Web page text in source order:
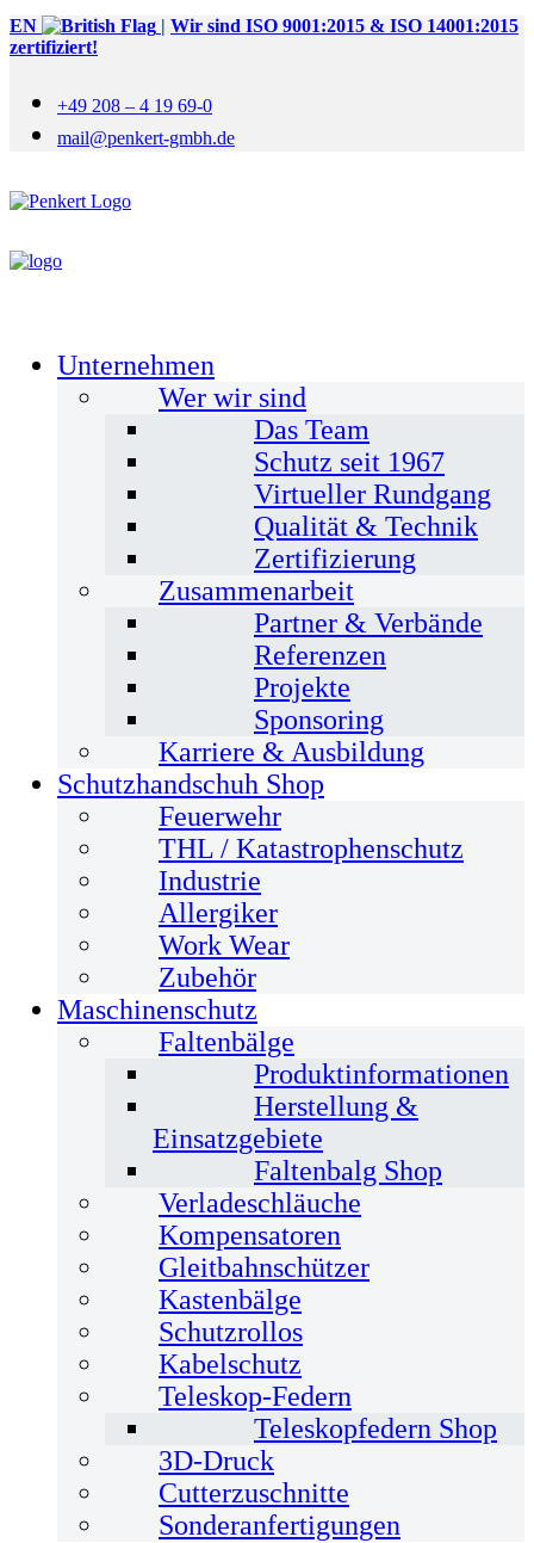
EN | Wir sind ISO 9001:2015 & ISO 14001:2015
zertifiziert!
+49 208 – 4 19 69-0
mail@penkert-gmbh.de
Unternehmen
Wer wir sind
Das Team
Schutz seit 1967
Virtueller Rundgang
Qualität & Technik
Zertifizierung
Zusammenarbeit
Partner & Verbände
Referenzen
Projekte
Sponsoring
Karriere & Ausbildung
Schutzhandschuh Shop
Feuerwehr
THL / Katastrophenschutz
Industrie
Allergiker
Work Wear
Zubehör
Maschinenschutz
Faltenbälge
Produktinformationen
Herstellung &
Einsatzgebiete
Faltenbalg Shop
Verladeschläuche
Kompensatoren
Gleitbahnschützer
Kastenbälge
Schutzrollos
Kabelschutz
Teleskop-Federn
Teleskopfedern Shop
3D-Druck
Cutterzuschnitte
Sonderanfertigungen